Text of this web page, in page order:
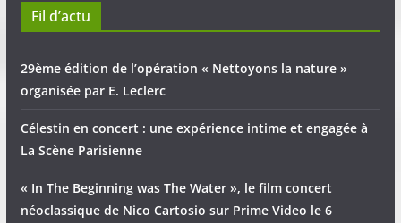
Fil d’actu
29ème édition de l’opération « Nettoyons la nature »
organisée par E. Leclerc
Célestin en concert : une expérience intime et engagée à
La Scène Parisienne
« In The Beginning was The Water », le film concert
néoclassique de Nico Cartosio sur Prime Video le 6